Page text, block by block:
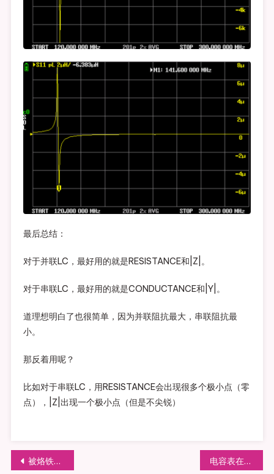
最后总结：
对于并联LC，最好用的就是RESISTANCE和|Z|。
对于串联LC，最好用的就是CONDUCTANCE和|Y|。
道理想明白了也很简单，因为并联阻抗最大，串联阻抗最
小。
那反着用呢？
比如对于串联LC，用RESISTANCE会出现很多个极小点（零
点），|Z|出现一个极小点（但是不尖锐）
文章导航
被烙铁烫伤的处理 电容表在线测试以及精确校准电容表